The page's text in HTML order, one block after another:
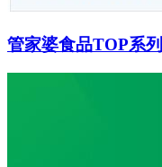
管家婆食品TOP系列